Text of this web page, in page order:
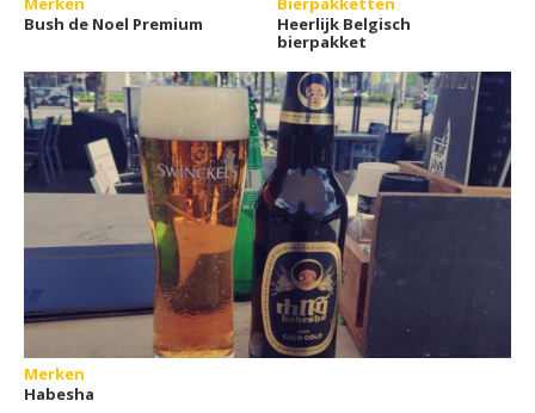
Bush de Noel Premium
Heerlijk Belgisch
bierpakket
Merken
Habesha